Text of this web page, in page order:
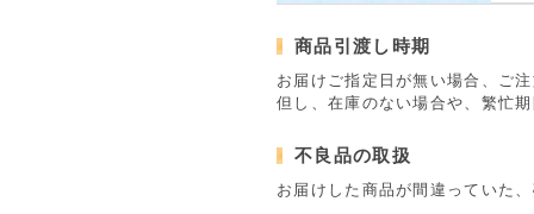
商品引渡し時期
お届けご指定日が無い場合、ご
但し、在庫のない場合や、繁忙
不良品の取扱
お届けした商品が間違っていた